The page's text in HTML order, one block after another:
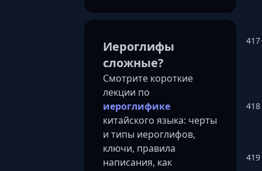
Иероглифы
сложные?
Смотрите короткие
лекции по
иероглифике
китайского языка: черты
и типы иероглифов,
ключи, правила
написания, как
417
418
419